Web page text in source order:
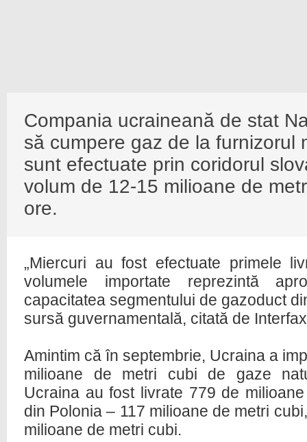
Compania ucraineană de stat
să cumpere gaz de la furnizorul
sunt efectuate prin coridorul
volum de 12-15 milioane de
ore.
„Miercuri au fost efectuate primele
volumele importate reprezintă
capacitatea segmentului de gazoduct
sursă guvernamentală, citată de
Amintim că în septembrie, Ucraina a
milioane de metri cubi de gaze
Ucraina au fost livrate 779 de
din Polonia – 117 milioane de metri
milioane de metri cubi.